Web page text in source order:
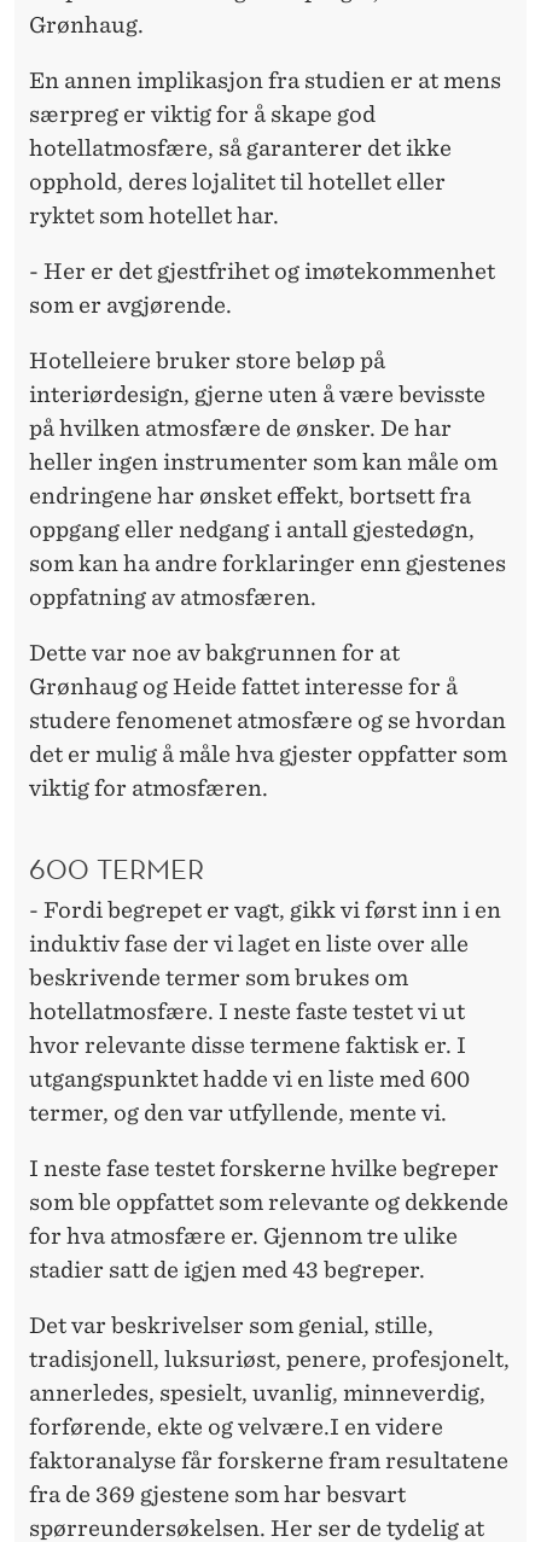
Grønhaug.
En annen implikasjon fra studien er at mens
særpreg er viktig for å skape god
hotellatmosfære, så garanterer det ikke
opphold, deres lojalitet til hotellet eller
ryktet som hotellet har.
- Her er det gjestfrihet og imøtekommenhet
som er avgjørende.
Hotelleiere bruker store beløp på
interiørdesign, gjerne uten å være bevisste
på hvilken atmosfære de ønsker. De har
heller ingen instrumenter som kan måle om
endringene har ønsket effekt, bortsett fra
oppgang eller nedgang i antall gjestedøgn,
som kan ha andre forklaringer enn gjestenes
oppfatning av atmosfæren.
Dette var noe av bakgrunnen for at
Grønhaug og Heide fattet interesse for å
studere fenomenet atmosfære og se hvordan
det er mulig å måle hva gjester oppfatter som
viktig for atmosfæren.
600 TERMER
- Fordi begrepet er vagt, gikk vi først inn i en
induktiv fase der vi laget en liste over alle
beskrivende termer som brukes om
hotellatmosfære. I neste faste testet vi ut
hvor relevante disse termene faktisk er. I
utgangspunktet hadde vi en liste med 600
termer, og den var utfyllende, mente vi.
I neste fase testet forskerne hvilke begreper
som ble oppfattet som relevante og dekkende
for hva atmosfære er. Gjennom tre ulike
stadier satt de igjen med 43 begreper.
Det var beskrivelser som genial, stille,
tradisjonell, luksuriøst, penere, profesjonelt,
annerledes, spesielt, uvanlig, minneverdig,
forførende, ekte og velvære.I en videre
faktoranalyse får forskerne fram resultatene
fra de 369 gjestene som har besvart
spørreundersøkelsen. Her ser de tydelig at